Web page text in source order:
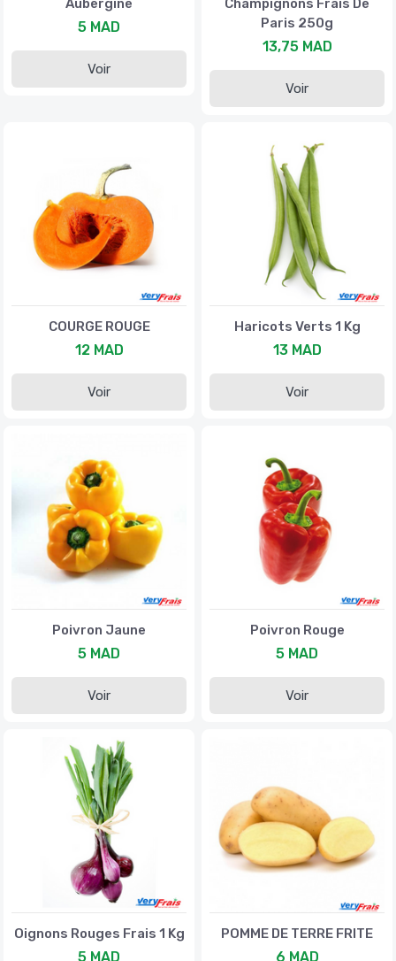
Aubergine
5 MAD
Voir
Champignons Frais De
Paris 250g
13,75 MAD
Voir
COURGE ROUGE
12 MAD
Voir
Haricots Verts 1 Kg
13 MAD
Voir
Poivron Jaune
5 MAD
Voir
Poivron Rouge
5 MAD
Voir
Oignons Rouges Frais 1 Kg
5 MAD
POMME DE TERRE FRITE
6 MAD